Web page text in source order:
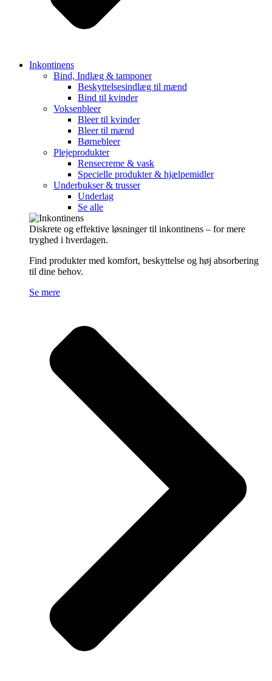
Inkontinens
Bind, Indlæg & tamponer
Beskyttelsesindlæg til mænd
Bind til kvinder
Voksenbleer
Bleer til kvinder
Bleer til mænd
Børnebleer
Plejeprodukter
Rensecreme & vask
Specielle produkter & hjælpemidler
Underbukser & trusser
Underlag
Se alle
Diskrete og effektive løsninger til inkontinens – for mere
tryghed i hverdagen.
Find produkter med komfort, beskyttelse og høj absorbering
til dine behov.
Se mere